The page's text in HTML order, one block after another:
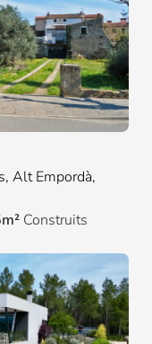
Alt Empordà,
Construits